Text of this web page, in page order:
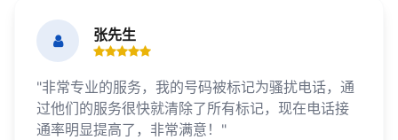
张先生
"非常专业的服务，我的号码被标记为骚扰电话，通
过他们的服务很快就清除了所有标记，现在电话接
通率明显提高了，非常满意！"